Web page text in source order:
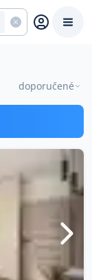
doporučené